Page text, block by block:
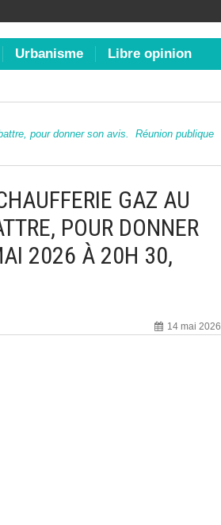
Urbanisme Libre opinion
pour donner son avis. Réunion publique
GAZ AU
POUR DONNER
2026 À 20H 30,
14 mai 2026